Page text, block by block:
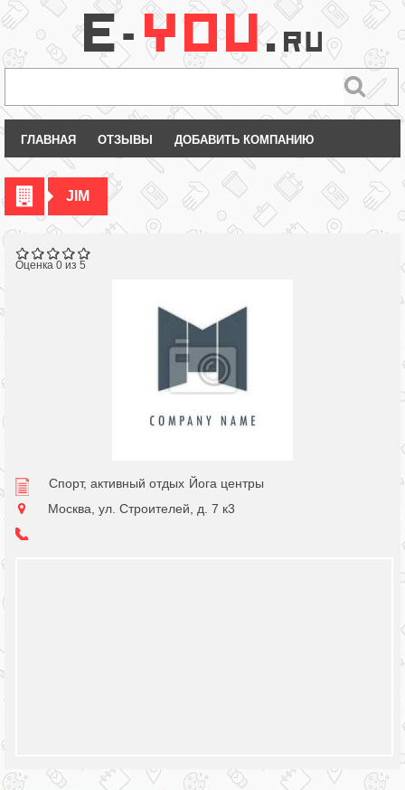
ГЛАВНАЯ ОТЗЫВЫ ДОБАВИТЬ КОМПАНИЮ
JIM
Оценка 0 из 5
Спорт, активный отдых Йога центры
Москва, ул. Строителей, д. 7 к3